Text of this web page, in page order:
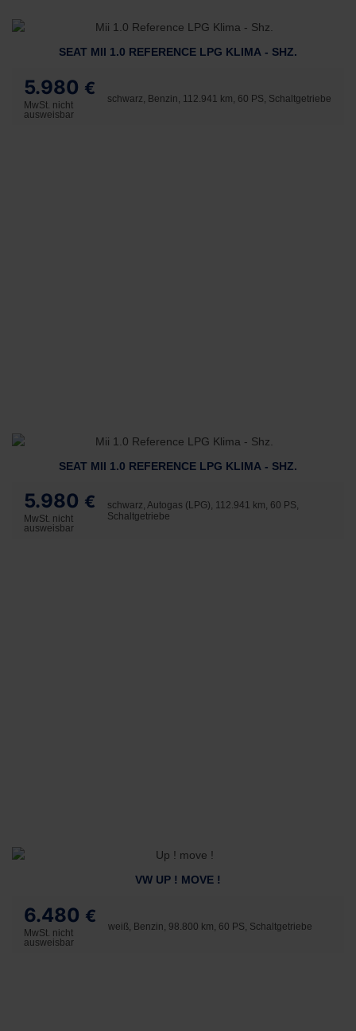
SEAT MII 1.0 REFERENCE LPG KLIMA - SHZ.
5.980 €
MwSt. nicht
ausweisbar
schwarz, Benzin, 112.941 km, 60 PS, Schaltgetriebe
SEAT MII 1.0 REFERENCE LPG KLIMA - SHZ.
5.980 €
MwSt. nicht
ausweisbar
schwarz, Autogas (LPG), 112.941 km, 60 PS,
Schaltgetriebe
VW UP ! MOVE !
6.480 €
MwSt. nicht
ausweisbar
weiß, Benzin, 98.800 km, 60 PS, Schaltgetriebe